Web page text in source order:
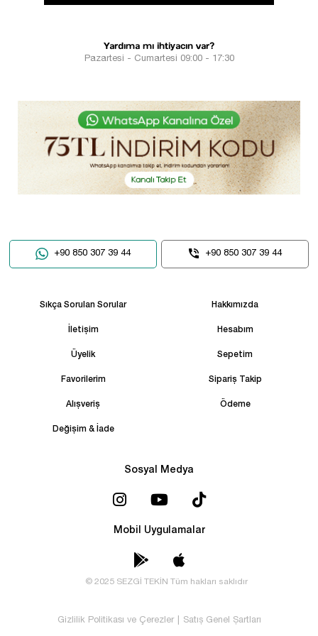
Yardıma mı ihtiyacın var?
Pazartesi - Cumartesi 09:00 - 17:30
+90 850 307 39 44 +90 850 307 39 44
Sıkça Sorulan Sorular Hakkımızda
İletişim Hesabım
Üyelik Sepetim
Favorilerim Sipariş Takip
Alışveriş Ödeme
Değişim & İade
Sosyal Medya
Mobil Uygulamalar
© 2025 SEZGİ TEKİN Tüm hakları saklıdır
Gizlilik Politikası ve Çerezler Satış Genel Şartları